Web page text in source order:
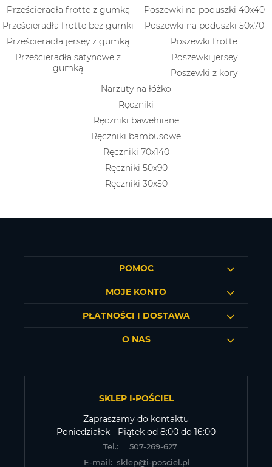
Prześcieradła frotte z gumką
Prześcieradła frotte bez gumki
Prześcieradła jersey z gumką
Prześcieradła satynowe z
gumką
Poszewki na poduszki 40x40
Poszewki na poduszki 50x70
Poszewki frotte
Poszewki jersey
Poszewki z kory
Narzuty na łóżko
Ręczniki
Ręczniki bawełniane
Ręczniki bambusowe
Ręczniki 70x140
Ręczniki 50x90
Ręczniki 30x50
POMOC
MOJE KONTO
PŁATNOŚCI I DOSTAWA
O NAS
SKLEP I-POŚCIEL
Zapraszamy do kontaktu
Poniedziałek - Piątek od 8:00 do 16:00
Tel.:
507-269-627
E-mail: sklep@i-posciel.pl